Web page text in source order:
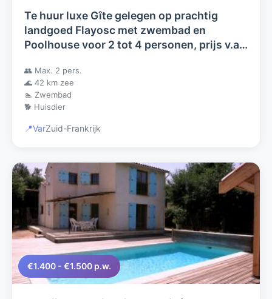
Te huur luxe Gîte gelegen op prachtig
landgoed Flayosc met zwembad en
Poolhouse voor 2 tot 4 personen, prijs v.a.
👥 Max. 2 pers.
🌊 42 km zee
🏊 Zwembad
🐕 Huisdier
📍VarZuid-Frankrijk
€1.400 - €1.500 p.w.